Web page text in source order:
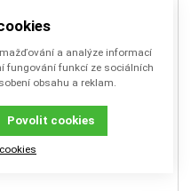
a analýze informací
fungování funkcí ze sociálních
obsahu a reklam.
Povolit cookies